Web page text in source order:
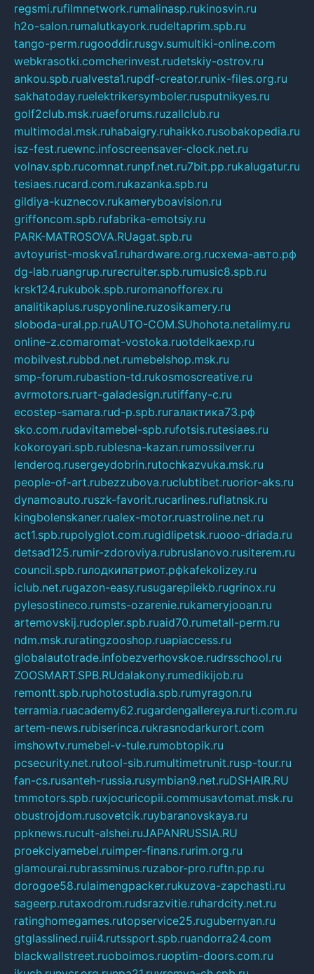
regsmi.rufilmnetwork.rumalinasp.rukinosvin.ru
h2o-salon.rumalutkayork.rudeltaprim.spb.ru
tango-perm.rugooddir.rusgv.sumultiki-online.com
webkrasotki.comcherinvest.rudetskiy-ostrov.ru
ankou.spb.rualvesta1.rupdf-creator.runix-files.org.ru
sakhatoday.ruelektrikersymboler.rusputnikyes.ru
golf2club.msk.ruaeforums.ruzallclub.ru
multimodal.msk.ruhabaigry.ruhaikko.rusobakopedia.ru
isz-fest.ruewnc.infoscreensaver-clock.net.ru
volnav.spb.rucomnat.runpf.net.ru7bit.pp.rukalugatur.ru
tesiaes.rucard.com.rukazanka.spb.ru
gildiya-kuznecov.rukameryboavision.ru
griffoncom.spb.rufabrika-emotsiy.ru
PARK-MATROSOVA.RUagat.spb.ru
avtoyurist-moskva1.ruhardware.org.ruсхема-авто.рф
dg-lab.ruangrup.rurecruiter.spb.rumusic8.spb.ru
krsk124.rukubok.spb.ruromanofforex.ru
analitikaplus.ruspyonline.ruzosikamery.ru
sloboda-ural.pp.ruAUTO-COM.SUhohota.netalimy.ru
online-z.comaromat-vostoka.ruotdelkaexp.ru
mobilvest.rubbd.net.rumebelshop.msk.ru
smp-forum.rubastion-td.rukosmoscreative.ru
avrmotors.ruart-galadesign.rutiffany-c.ru
ecostep-samara.rud-p.spb.ruгалактика73.рф
sko.com.rudavitamebel-spb.rufotsis.rutesiaes.ru
kokoroyari.spb.rublesna-kazan.rumossilver.ru
lenderoq.rusergeydobrin.rutochkazvuka.msk.ru
people-of-art.rubezzubova.ruclubtibet.ruorior-aks.ru
dynamoauto.ruszk-favorit.rucarlines.ruflatnsk.ru
kingbolenskaner.rualex-motor.ruastroline.net.ru
act1.spb.rupolyglot.com.rugidlipetsk.ruooo-driada.ru
detsad125.rumir-zdoroviya.rubruslanovo.rusiterem.ru
council.spb.ruлодкипатриот.рфkafekolizey.ru
iclub.net.rugazon-easy.rusugarepilekb.rugrinox.ru
pylesostineco.rumsts-ozarenie.rukameryjooan.ru
artemovskij.rudopler.spb.ruaid70.rumetall-perm.ru
ndm.msk.ruratingzooshop.ruapiaccess.ru
globalautotrade.infobezverhovskoe.rudrsschool.ru
ZOOSMART.SPB.RUdalakony.rumedikijob.ru
remontt.spb.ruphotostudia.spb.rumyragon.ru
terramia.ruacademy62.rugardengallereya.rurti.com.ru
artem-news.rubiserinca.rukrasnodarkurort.com
imshowtv.rumebel-v-tule.rumobtopik.ru
pcsecurity.net.rutool-sib.rumultimetrunit.rusp-tour.ru
fan-cs.rusanteh-russia.rusymbian9.net.ruDSHAIR.RU
tmmotors.spb.ruxjocuricopii.commusavtomat.msk.ru
obustrojdom.rusovetcik.ruybaranovskaya.ru
ppknews.rucult-alshei.ruJAPANRUSSIA.RU
proekciyamebel.ruimper-finans.rurim.org.ru
glamourai.rubrassminus.ruzabor-pro.ruftn.pp.ru
dorogoe58.rulaimengpacker.rukuzova-zapchasti.ru
sageerp.rutaxodrom.rudsrazvitie.ruhardcity.net.ru
ratinghomegames.rutopservice25.rugubernyan.ru
gtglasslined.ruii4.rutssport.spb.ruandorra24.com
blackwallstreet.ruoboimos.ruoptim-doors.com.ru